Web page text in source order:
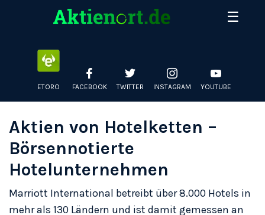
zu Adidas, BMW, SAP, Allianz & mehr an der Deutschen
☰
ETORO FACEBOOK TWITTER INSTAGRAM YOUTUBE
Aktien von Hotelketten –
Börsennotierte
Hotelunternehmen
Marriott International betreibt über 8.000 Hotels in
mehr als 130 Ländern und ist damit gemessen an